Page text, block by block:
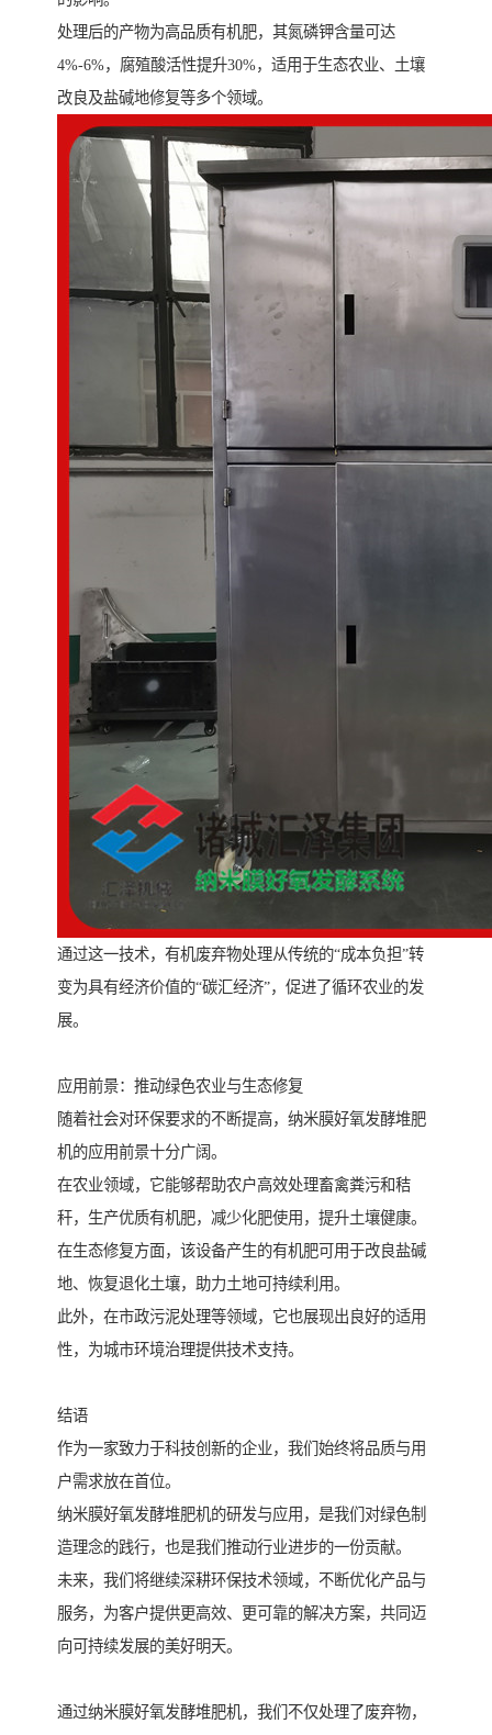
处理后的产物为高品质有机肥，其氮磷钾含量可达
4%-6%，腐殖酸活性提升30%，适用于生态农业、土壤
改良及盐碱地修复等多个领域。
通过这一技术，有机废弃物处理从传统的“成本负担”转
变为具有经济价值的“碳汇经济”，促进了循环农业的发
展。
应用前景：推动绿色农业与生态修复
随着社会对环保要求的不断提高，纳米膜好氧发酵堆肥
机的应用前景十分广阔。
在农业领域，它能够帮助农户高效处理畜禽粪污和秸
秆，生产优质有机肥，减少化肥使用，提升土壤健康。
在生态修复方面，该设备产生的有机肥可用于改良盐碱
地、恢复退化土壤，助力土地可持续利用。
此外，在市政污泥处理等领域，它也展现出良好的适用
性，为城市环境治理提供技术支持。
结语
作为一家致力于科技创新的企业，我们始终将品质与用
户需求放在首位。
纳米膜好氧发酵堆肥机的研发与应用，是我们对绿色制
造理念的践行，也是我们推动行业进步的一份贡献。
未来，我们将继续深耕环保技术领域，不断优化产品与
服务，为客户提供更高效、更可靠的解决方案，共同迈
向可持续发展的美好明天。
通过纳米膜好氧发酵堆肥机，我们不仅处理了废弃物，